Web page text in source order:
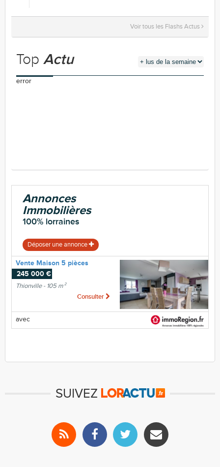
Voir tous les Flashs Actus
Top Actu
error
Annonces
Immobilières
100% lorraines
Déposer une annonce
Vente Maison 5 pièces
245 000 €
Thionville - 105 m²
Consulter
avec
SUIVEZ